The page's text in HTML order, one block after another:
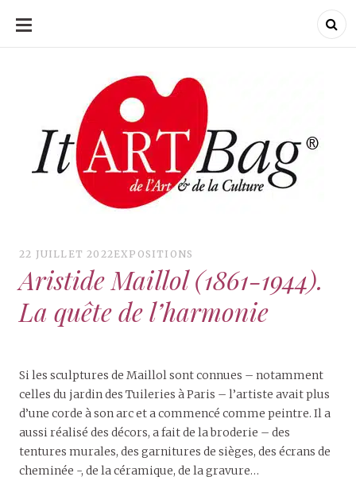
ALLER
CONTENU
ItArtBag
ItArtBag
22 JUILLET 2022EXPOSITIONS
Aristide Maillol (1861-1944).
La quête de l’harmonie
Si les sculptures de Maillol sont connues – notamment
celles du jardin des Tuileries à Paris – l’artiste avait plus
d’une corde à son arc et a commencé comme peintre. Il a
aussi réalisé des décors, a fait de la broderie – des
tentures murales, des garnitures de sièges, des écrans de
cheminée -, de la céramique, de la gravure…